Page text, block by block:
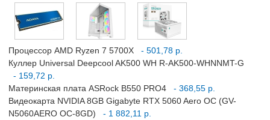
Процессор AMD Ryzen 7 5700X
- 501,78 р.
Куллер Universal Deepcool AK500 WH R-AK500-WHNNMT-G
- 159,72 р.
Материнская плата ASRock B550 PRO4
- 368,55 р.
Видеокарта NVIDIA 8GB Gigabyte RTX 5060 Aero OC (GV-
N5060AERO OC-8GD)
- 1 882,11 р.